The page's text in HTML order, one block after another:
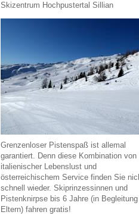
Skizentrum Hochpustertal Sillian
Grenzenloser Pistenspaß ist allemal
garantiert. Denn diese Kombination von
italienischer Lebenslust und
österreichischem Service finden Sie
schnell wieder. Skiprinzessinnen und
Pistenknirpse bis 6 Jahre (in
Eltern) fahren gratis!